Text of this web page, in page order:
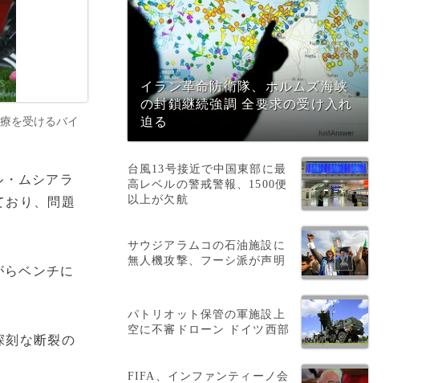
を受けるバイ
ムシアラ
おり、問題
ベンチに
刻な断裂の
イラン革命防衛隊、ホルムズ海峡
の封鎖継続強調 全要求の受け入れ
迫る
台風13号接近で中国東部に最
高レベルの警戒警報、1500便
以上が欠航
サウジアラムコの石油施設に
無人機攻撃、フーシ派が声明
パトリオット保管の軍施設上
空に不審ドローン ドイツ西部
FIFA、インファンティーノ会